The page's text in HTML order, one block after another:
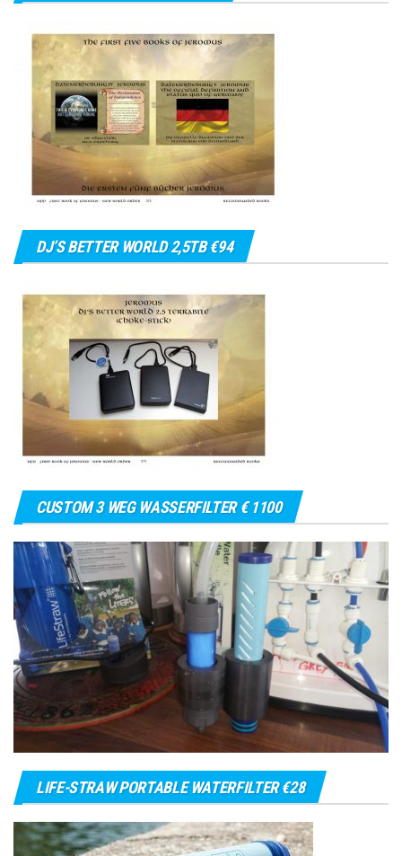
DJ’S BETTER WORLD 2,5TB €94
CUSTOM 3 WEG WASSERFILTER € 1100
LIFE-STRAW PORTABLE WATERFILTER €28